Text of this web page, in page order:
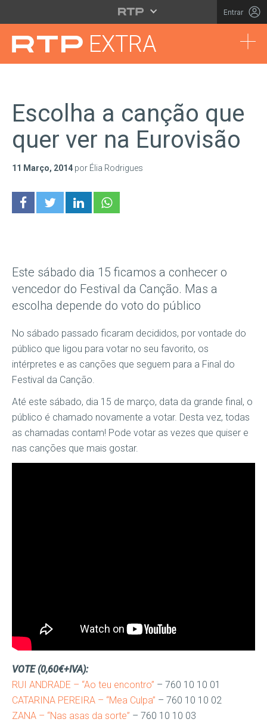
Saltar para o conteúdo principal
Entrar
EXTRA
Escolha a canção que
quer ver na Eurovisão
11 Março, 2014 por Élia Rodrigues
Este sábado dia 15 ficamos a conhecer o
vencedor do Festival da Canção. Mas a
escolha depende do voto do público
No sábado passado ficaram decididos, por vontade do
público que ligou para votar no seu favorito, os
intérpretes e as canções que seguem para a Final do
Festival da Canção.
Até este sábado, dia 15 de março, data da grande final, o
público é chamado novamente a votar. Desta vez, todas
as chamadas contam! Pode votar as vezes que quiser e
nas canções que mais gostar.
VOTE (0,60€+IVA):
RUI ANDRADE – “Ao teu encontro” – 760 10 10 01
CATARINA PEREIRA – “Mea Culpa” – 760 10 10 02
ZANA – “Nas asas da sorte” – 760 10 10 03